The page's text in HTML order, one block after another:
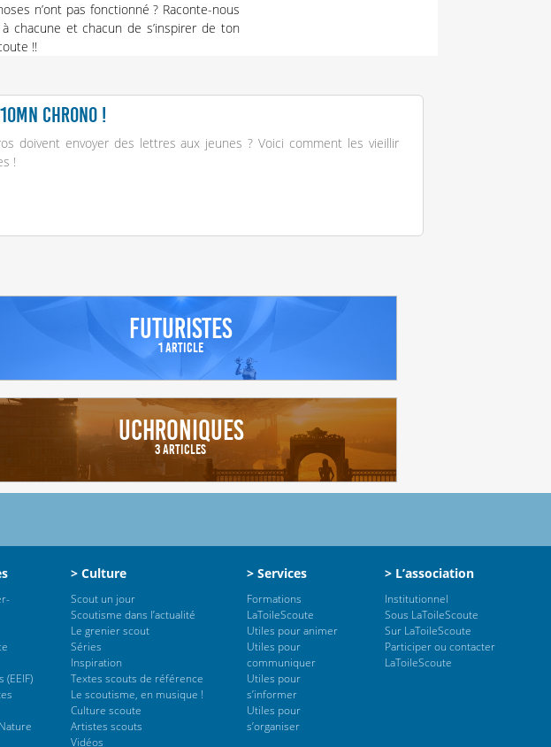
n’ont pas fonctionné ? Raconte-nous
chacune et chacun de s’inspirer de ton
!!
chrono !
doivent envoyer des lettres aux jeunes ? Voici comment les vieillir
!
Futuristes
1 Article
Uchroniques
3 Articles
> Culture
Scout un jour
Scoutisme dans l’actualité
Le grenier scout
Séries
Inspiration
Textes scouts de référence
Le scoutisme, en musique !
Culture scoute
Artistes scouts
Vidéos
> Services
Formations
LaToileScoute
Utiles pour animer
Utiles pour
communiquer
Utiles pour
s’informer
Utiles pour
s’organiser
> L’association
Institutionnel
Sous LaToileScoute
Sur LaToileScoute
Participer ou contacter
LaToileScoute